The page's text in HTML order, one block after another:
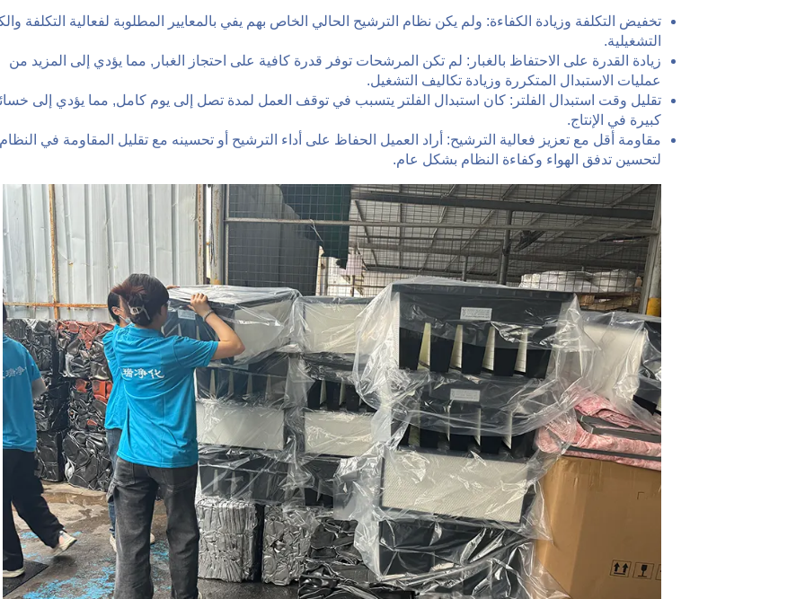
تخفيض التكلفة وزيادة الكفاءة: ولم يكن نظام الترشيح الحالي الخاص بهم يفي بالمعايير المطلوبة لفعالية التكلفة
التشغيلية.
زيادة القدرة على الاحتفاظ بالغبار: لم تكن المرشحات توفر قدرة كافية على احتجاز الغبار, مما يؤدي إلى المزيد من
عمليات الاستبدال المتكررة وزيادة تكاليف التشغيل.
تقليل وقت استبدال الفلتر: كان استبدال الفلتر يتسبب في توقف العمل لمدة تصل إلى يوم كامل, مما يؤدي إلى
كبيرة في الإنتاج.
مقاومة أقل مع تعزيز فعالية الترشيح: أراد العميل الحفاظ على أداء الترشيح أو تحسينه مع تقليل المقاومة في النظام
لتحسين تدفق الهواء وكفاءة النظام بشكل عام.